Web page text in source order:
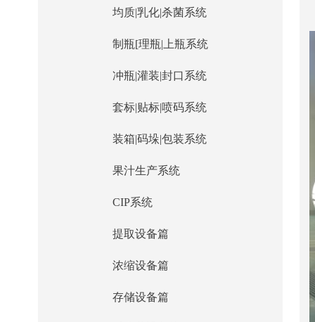
均质|乳化|杀菌系统
制瓶[理瓶|上瓶系统
冲瓶|灌装|封口系统
套标|贴标|喷码系统
装箱|码垛|包装系统
果汁生产系统
CIP系统
提取设备篇
浓缩设备篇
存储设备篇